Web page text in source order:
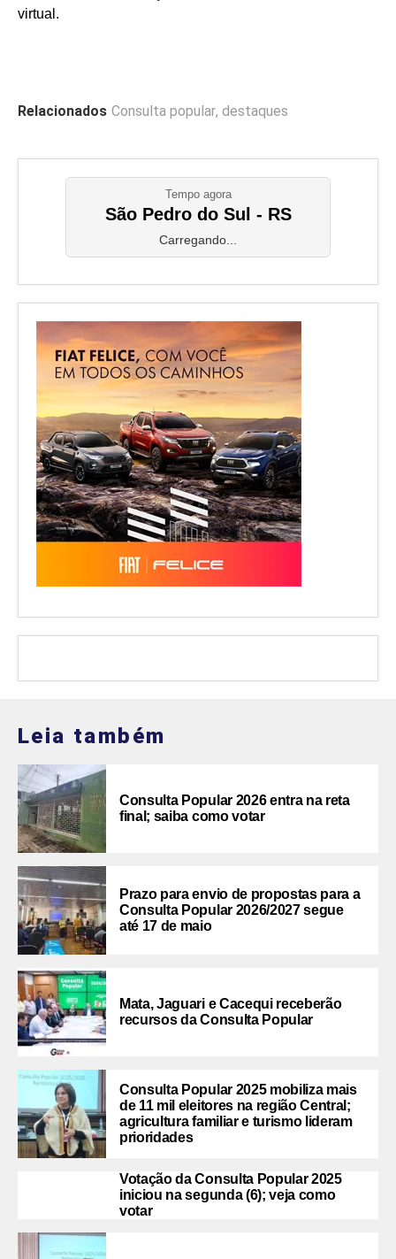
virtual.
Relacionados Consulta popular, destaques
Tempo agora
São Pedro do Sul - RS
Carregando...
Leia também
Consulta Popular 2026 entra na reta
final; saiba como votar
Prazo para envio de propostas para a
Consulta Popular 2026/2027 segue
até 17 de maio
Mata, Jaguari e Cacequi receberão
recursos da Consulta Popular
Consulta Popular 2025 mobiliza mais
de 11 mil eleitores na região Central;
agricultura familiar e turismo lideram
prioridades
Votação da Consulta Popular 2025
iniciou na segunda (6); veja como
votar